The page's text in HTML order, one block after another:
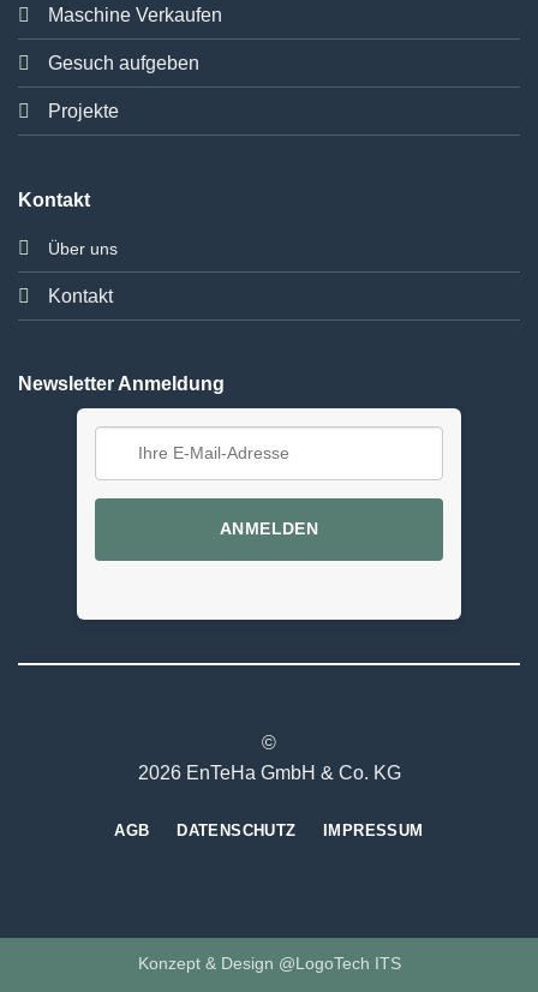
Maschine Verkaufen
Gesuch aufgeben
Projekte
Kontakt
Über uns
Kontakt
Newsletter Anmeldung
ANMELDEN
©
2026 EnTeHa GmbH & Co. KG
AGB DATENSCHUTZ IMPRESSUM
Konzept & Design @LogoTech ITS